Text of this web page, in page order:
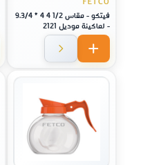
فيتكو - مقاس 1/2 4 4 * 9.3/4
- لماكينة موديل 2121